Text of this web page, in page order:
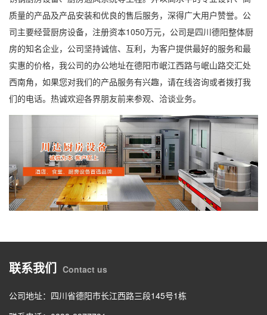
质量的产品及产品安装和优良的售后服务，深得广大用户赞誉。公
司主要经营厨房设备，注册资本1050万元，公司是四川德阳整体厨
房的知名企业，公司坚持诚信、互利，为客户提供最好的服务和最
实惠的价格，我公司的办公地址在德阳市岷江西路与岷山路交汇处
西南角，如果您对我们的产品服务有兴趣，请在线咨询或者拨打我
们的电话。热诚欢迎各界朋友前来参观、洽谈业务。
联系我们 Contact us
公司地址：四川省德阳市长江西路三段145号1栋